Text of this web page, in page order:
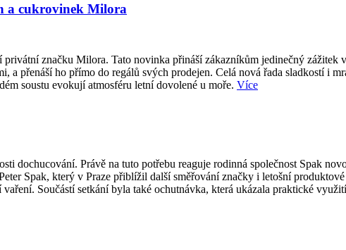
a cukrovinek Milora
značku Milora. Tato novinka přináší zákazníkům jedinečný
a přenáší ho přímo do regálů svých prodejen. Celá nová řada sladkostí i
soustu evokují atmosféru letní dovolené u moře. Více
dochucování. Právě na tuto potřebu reaguje rodinná společnost Spak
Spak, který v Praze přiblížil další směřování značky i letošní
Součástí setkání byla také ochutnávka, která ukázala praktické